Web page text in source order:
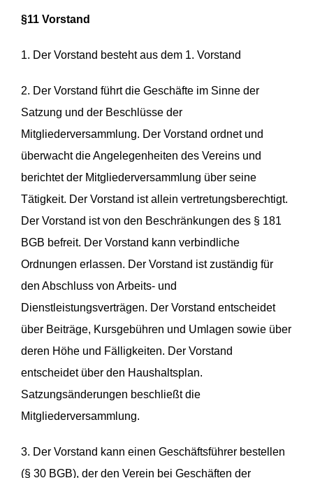
§11 Vorstand
1. Der Vorstand besteht aus dem 1. Vorstand
2. Der Vorstand führt die Geschäfte im Sinne der
Satzung und der Beschlüsse der
Mitgliederversammlung. Der Vorstand ordnet und
überwacht die Angelegenheiten des Vereins und
berichtet der Mitgliederversammlung über seine
Tätigkeit. Der Vorstand ist allein vertretungsberechtigt.
Der Vorstand ist von den Beschränkungen des § 181
BGB befreit. Der Vorstand kann verbindliche
Ordnungen erlassen. Der Vorstand ist zuständig für
den Abschluss von Arbeits- und
Dienstleistungsverträgen. Der Vorstand entscheidet
über Beiträge, Kursgebühren und Umlagen sowie über
deren Höhe und Fälligkeiten. Der Vorstand
entscheidet über den Haushaltsplan.
Satzungsänderungen beschließt die
Mitgliederversammlung.
3. Der Vorstand kann einen Geschäftsführer bestellen
(§ 30 BGB), der den Verein bei Geschäften der